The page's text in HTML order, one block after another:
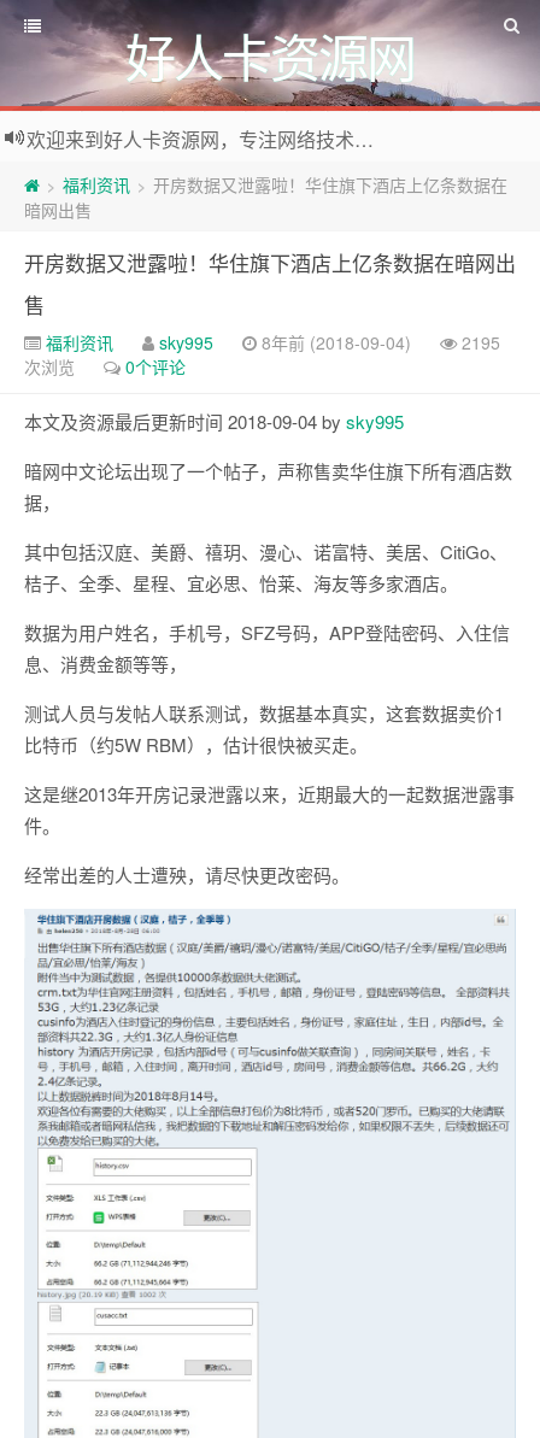
好人卡资源网
欢迎来到好人卡资源网，专注网络技术资源收集，我们不仅是网络资源的搬运工，也生产原创资源。寻找资源请留言或关注公众号:烈日下的男人
> 福利资讯 > 开房数据又泄露啦！华住旗下酒店上亿条数据在
暗网出售
开房数据又泄露啦！华住旗下酒店上亿条数据在暗网出
售
福利资讯 sky995 8年前 (2018-09-04)
2195
次浏览
0个评论
本文及资源最后更新时间 2018-09-04 by sky995
暗网中文论坛出现了一个帖子，声称售卖华住旗下所有酒店数
据，
其中包括汉庭、美爵、禧玥、漫心、诺富特、美居、CitiGo、
桔子、全季、星程、宜必思、怡莱、海友等多家酒店。
数据为用户姓名，手机号，SFZ号码，APP登陆密码、入住信
息、消费金额等等，
测试人员与发帖人联系测试，数据基本真实，这套数据卖价1
比特币（约5W RBM），估计很快被买走。
这是继2013年开房记录泄露以来，近期最大的一起数据泄露事
件。
经常出差的人士遭殃，请尽快更改密码。